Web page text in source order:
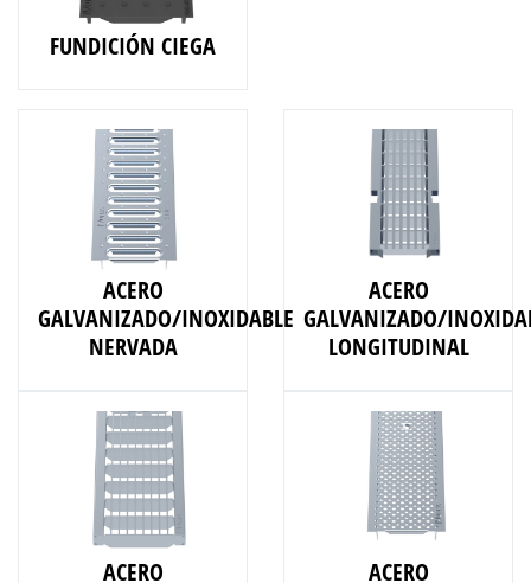
FUNDICIÓN CIEGA
ACERO
GALVANIZADO/INOXIDABLE
NERVADA
ACERO
GALVANIZADO/
LONGITUDINAL
ACERO ACERO